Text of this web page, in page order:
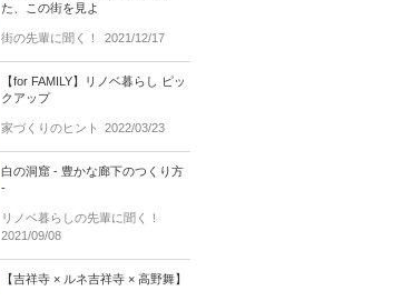
た、この街を見よ
街の先輩に聞く！ 2021/12/17
【for FAMILY】リノベ暮らし ピッ
クアップ
家づくりのヒント 2022/03/23
白の洞窟 - 豊かな廊下のつくり方
-
リノベ暮らしの先輩に聞く！
2021/09/08
【吉祥寺 × ルネ吉祥寺 × 高野舞】